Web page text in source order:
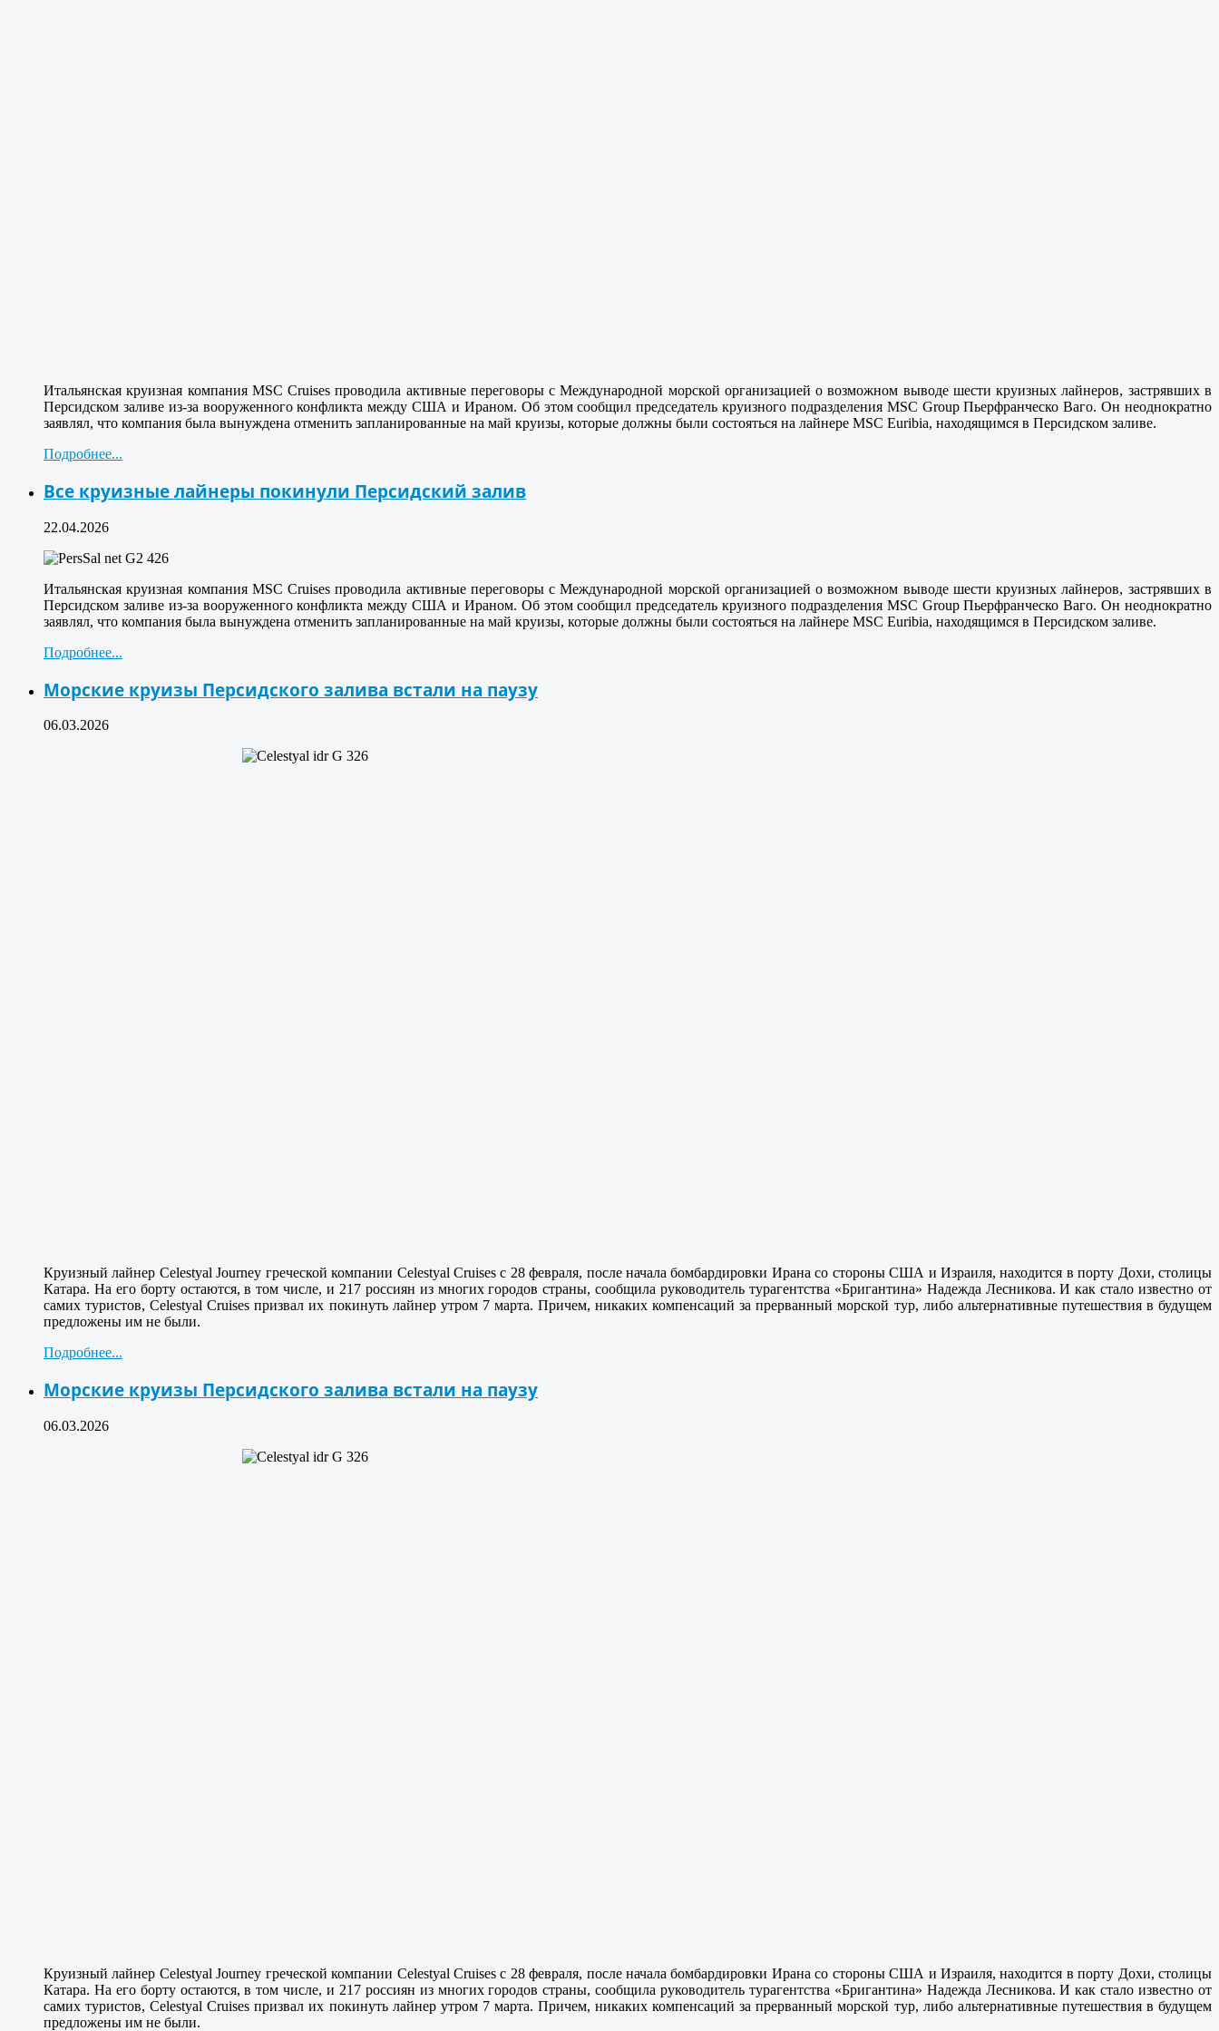
Итальянская круизная компания MSC Cruises проводила активные переговоры с Международной морской организацией о возможном выводе шести круизных лайнеров, застрявших в
Персидском заливе из-за вооруженного конфликта между США и Ираном. Об этом сообщил председатель круизного подразделения MSC Group Пьерфранческо Ваго. Он неоднократно
заявлял, что компания была вынуждена отменить запланированные на май круизы, которые должны были состояться на лайнере MSC Euribia, находящимся в Персидском заливе.
Подробнее...
Все круизные лайнеры покинули Персидский залив
22.04.2026
Итальянская круизная компания MSC Cruises проводила активные переговоры с Международной морской организацией о возможном выводе шести круизных лайнеров, застрявших в
Персидском заливе из-за вооруженного конфликта между США и Ираном. Об этом сообщил председатель круизного подразделения MSC Group Пьерфранческо Ваго. Он неоднократно
заявлял, что компания была вынуждена отменить запланированные на май круизы, которые должны были состояться на лайнере MSC Euribia, находящимся в Персидском заливе.
Подробнее...
Морские круизы Персидского залива встали на паузу
06.03.2026
Круизный лайнер Celestyal Journey греческой компании Celestyal Cruises с 28 февраля, после начала бомбардировки Ирана со стороны США и Израиля, находится в порту Дохи, столицы
Катара. На его борту остаются, в том числе, и 217 россиян из многих городов страны, сообщила руководитель турагентства «Бригантина» Надежда Лесникова. И как стало известно от
самих туристов, Celestyal Cruises призвал их покинуть лайнер утром 7 марта. Причем, никаких компенсаций за прерванный морской тур, либо альтернативные путешествия в будущем
предложены им не были.
Подробнее...
Морские круизы Персидского залива встали на паузу
06.03.2026
Круизный лайнер Celestyal Journey греческой компании Celestyal Cruises с 28 февраля, после начала бомбардировки Ирана со стороны США и Израиля, находится в порту Дохи, столицы
Катара. На его борту остаются, в том числе, и 217 россиян из многих городов страны, сообщила руководитель турагентства «Бригантина» Надежда Лесникова. И как стало известно от
самих туристов, Celestyal Cruises призвал их покинуть лайнер утром 7 марта. Причем, никаких компенсаций за прерванный морской тур, либо альтернативные путешествия в будущем
предложены им не были.